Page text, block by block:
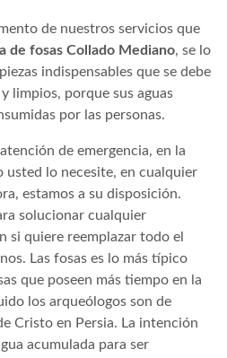
de nuestros servicios que
de fosas Collado Mediano, se lo
indispensables que se debe
limpios, porque sus aguas
por las personas.
de emergencia, en la
usted lo necesite, en cualquier
estamos a su disposición.
solucionar cualquier
si quiere reemplazar todo el
Las fosas es lo más típico
que poseen más tiempo en la
los arqueólogos son de
Cristo en Persia. La intención
acumulada para ser